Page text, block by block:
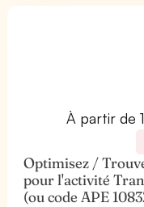
À partir de
Optimisez /
pour l'activité
(ou code APE